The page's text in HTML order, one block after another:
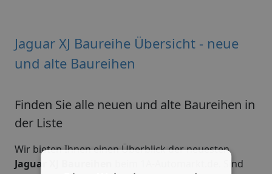
Jaguar XJ Baureihe Übersicht - neue
und alte Baureihen
Finden Sie alle neuen und alte Baureihen in
der Liste
Wir bieten Ihnen einen Überblick der neuesten
Jaguar XJ Baureihen
beim 1A-Automarkt.de. Sind